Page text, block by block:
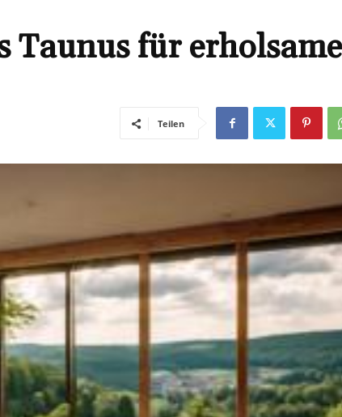
Taunus für erholsame
Teilen